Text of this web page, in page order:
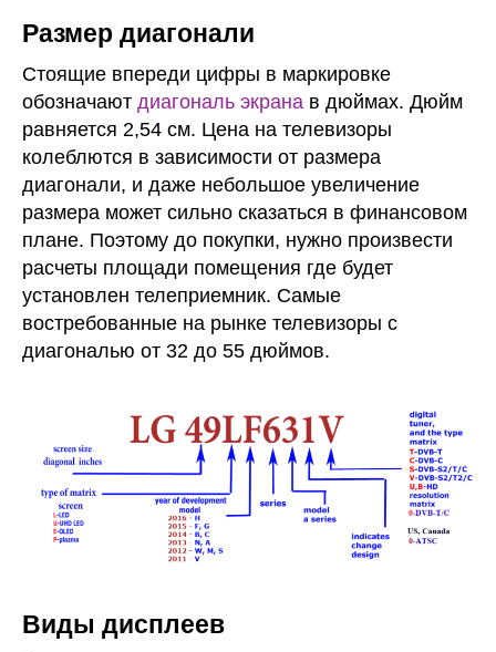
Размер диагонали
Стоящие впереди цифры в маркировке
обозначают диагональ экрана в дюймах. Дюйм
равняется 2,54 см. Цена на телевизоры
колеблются в зависимости от размера
диагонали, и даже небольшое увеличение
размера может сильно сказаться в финансовом
плане. Поэтому до покупки, нужно произвести
расчеты площади помещения где будет
установлен телеприемник. Самые
востребованные на рынке телевизоры с
диагональю от 32 до 55 дюймов.
Виды дисплеев